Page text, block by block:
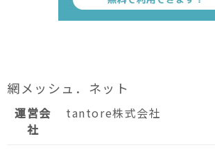
網メッシュ．ネット
運営会
社
tantore株式会社